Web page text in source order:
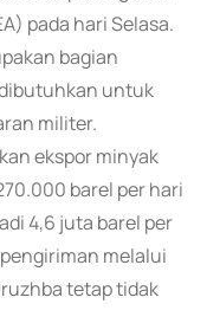
pada hari Selasa.
bagian
untuk
militer.
ekspor minyak
barel per hari
4,6 juta barel per
melalui
tetap tidak